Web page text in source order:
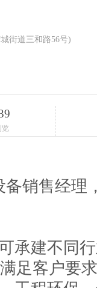
街道三和路56号)
览
销售经理
承建不同
足客户要